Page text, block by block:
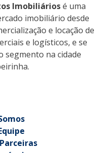
Imobiliáriosé uma
imobiliário desde
e locação de
e logísticos, e se
segmento na cidade